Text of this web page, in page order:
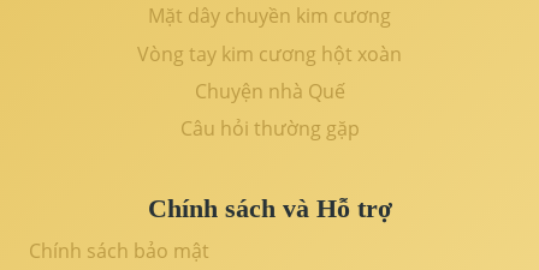
Mặt dây chuyền kim cương
Vòng tay kim cương hột xoàn
Chuyện nhà Quế
Câu hỏi thường gặp
Chính sách và Hỗ trợ
Chính sách bảo mật